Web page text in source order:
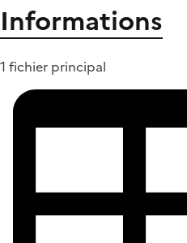
Informations
1 fichier principal